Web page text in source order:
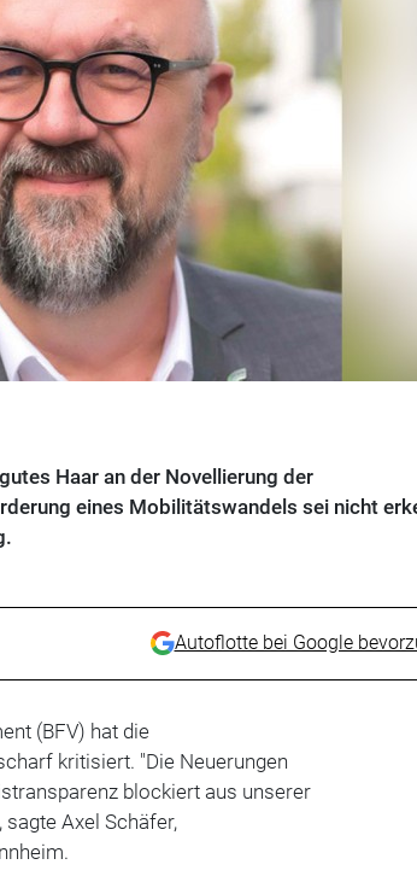
Haar an der Novellierung der
eines Mobilitätswandels sei nicht
Autoflotte bei Google
(BFV) hat die
kritisiert. "Die Neuerungen
blockiert aus unserer
Axel Schäfer,